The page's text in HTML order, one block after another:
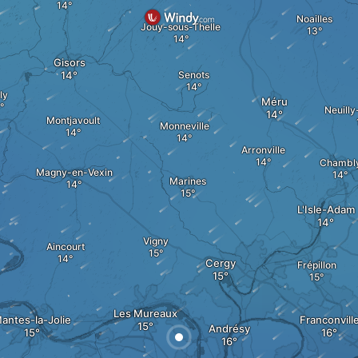
Vigny
Aincourt
Cergy
Les Mureaux
Andrésy
Marines
Jouy-sous-Thelle
Gisors
Senots
Montjavoult
Magny-en-Vexin
Monneville
la-Jolie
Frépillon
L'Isle-Adam
Noailles
Arronville
Méru